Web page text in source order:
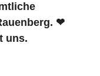
❤
uns.